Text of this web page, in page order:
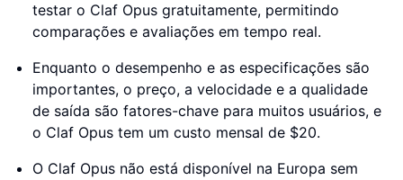
testar o Claf Opus gratuitamente, permitindo
comparações e avaliações em tempo real.
Enquanto o desempenho e as especificações são
importantes, o preço, a velocidade e a qualidade
de saída são fatores-chave para muitos usuários, e
o Claf Opus tem um custo mensal de $20.
O Claf Opus não está disponível na Europa sem